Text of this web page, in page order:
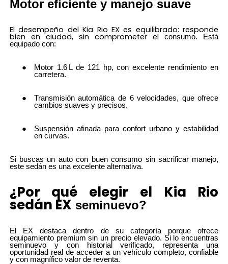
Motor eficiente y manejo suave
El desempeño del Kia Rio EX es equilibrado: responde
bien en ciudad, sin comprometer elconsumo. Está
equipado con:
Motor 1.6 L de 121 hp, con excelente rendimiento en
carretera.
Transmisión automática de 6 velocidades, que ofrece
cambios suaves y precisos.
Suspensión afinada para confort urbano y estabilidad
en curvas.
Si buscas un auto con buen consumo sin sacrificar manejo,
este sedán es una excelente alternativa.
¿Por qué elegir el Kia Rio
sedán EX seminuevo?
El EX destaca dentro de su categoría porque ofrece
equipamiento premium sin un precio elevado. Si lo encuentras
seminuevo y con historial verificado, representa una
oportunidad real de acceder a un vehículo completo, confiable
y con magnífico valor de reventa.